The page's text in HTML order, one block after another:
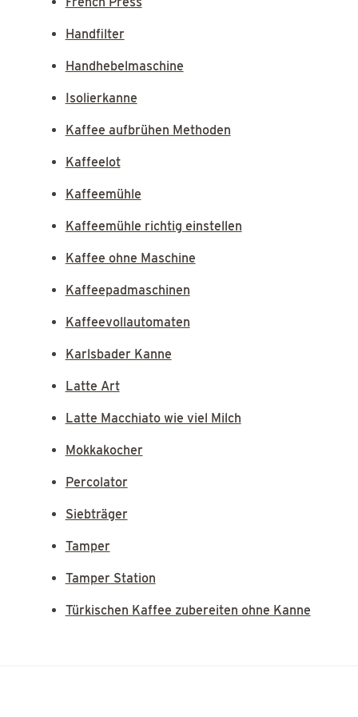
Handfilter
Handhebelmaschine
Isolierkanne
Kaffee aufbrühen Methoden
Kaffeelot
Kaffeemühle
Kaffeemühle richtig einstellen
Kaffee ohne Maschine
Kaffeepadmaschinen
Kaffeevollautomaten
Karlsbader Kanne
Latte Art
Latte Macchiato wie viel Milch
Mokkakocher
Percolator
Siebträger
Tamper
Tamper Station
Türkischen Kaffee zubereiten ohne Kanne